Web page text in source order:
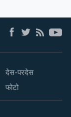
देस-परदेस
फोटो